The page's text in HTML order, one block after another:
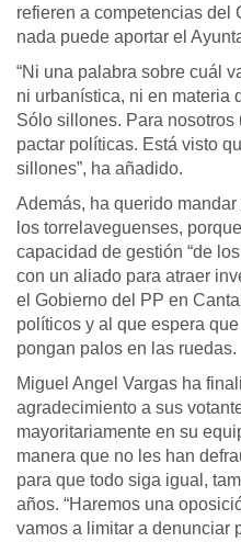
refieren a competencias del
nada puede aportar el
“Ni una palabra sobre cuál
ni urbanística, ni en materia
Sólo sillones. Para
pactar políticas. Está visto
sillones”, ha añadido.
Además, ha querido
los torrelaveguenses,
capacidad de gestión “de
con un aliado para atraer
el Gobierno del PP en
políticos y al que espera
pongan palos en las ruedas.
Miguel Angel Vargas ha
agradecimiento a sus
mayoritariamente en su
manera que no les han
para que todo siga igual,
años. “Haremos una
vamos a limitar a denunciar